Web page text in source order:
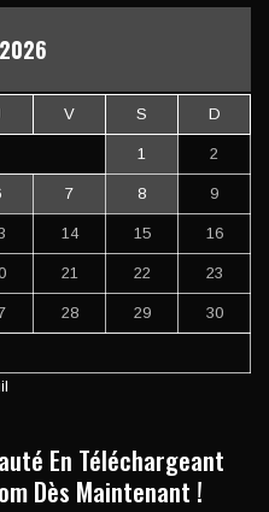
V S D
1 2
7 8 9
14 15 16
21 22 23
28 29 30
En Téléchargeant
Dès Maintenant !